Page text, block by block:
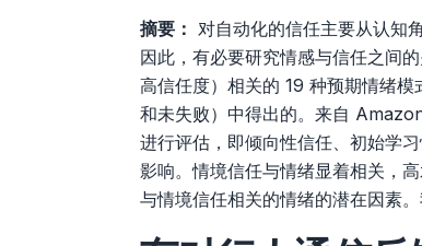
摘要： 对自动化的信任主要从认知
因此，有必要研究情感与信任之间
高信任度）相关的 19 种预期情绪
和未失败）中得出的。来自
进行评估，即倾向性信任、初始学
影响。情境信任与情绪显着相关，
与情境信任相关的情绪的潜在因素